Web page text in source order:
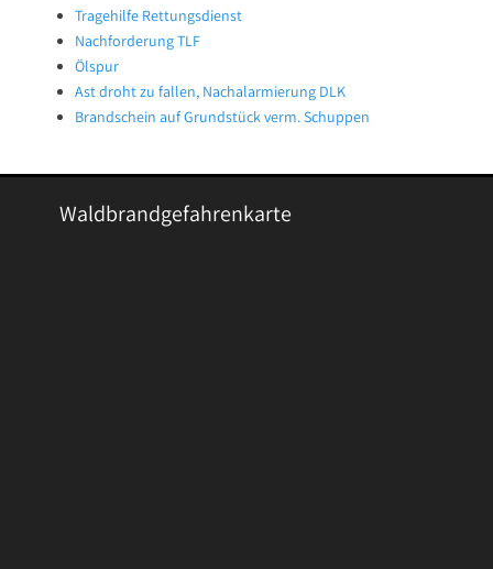
Tragehilfe Rettungsdienst
Nachforderung TLF
Ölspur
Ast droht zu fallen, Nachalarmierung DLK
Brandschein auf Grundstück verm. Schuppen
Waldbrandgefahrenkarte